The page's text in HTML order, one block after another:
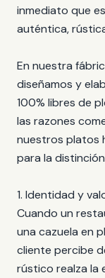
inmediato que
auténtica,
En nuestra
diseñamos y
100% libres de
las razones
nuestros platos
para la
1. Identidad y
Cuando un
una cazuela en
cliente percibe
rústico realza la